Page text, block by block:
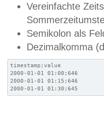
Vereinfachte
Semikolon als
Dezimalkomma
timestamp;value
2000-01-01 01:00;646
2000-01-01 01:15;646
2000-01-01 01:30;645